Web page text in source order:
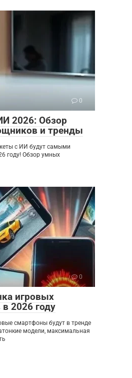
0
2026: Обзор
и тренды
с ИИ будут самыми
году! Обзор умных
0
игровых
2026 году
смартфоны будут в тренде
модели, максимальная